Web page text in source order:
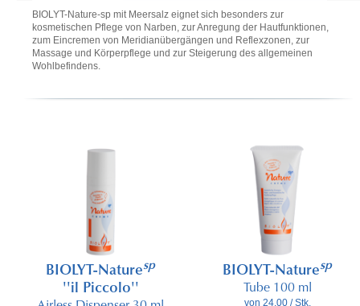
BIOLYT-Nature-sp mit Meersalz eignet sich besonders zur
kosmetischen Pflege von Narben, zur Anregung der Hautfunktionen,
zum Eincremen von Meridianübergängen und Reflexzonen, zur
Massage und Körperpflege und zur Steigerung des allgemeinen
Wohlbefindens.
BIOLYT-Naturesp
''il Piccolo''
BIOLYT-Naturesp
Tube 100 ml
von 24.00 / Stk.